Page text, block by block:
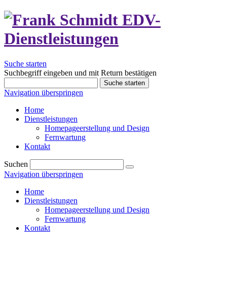
Suche starten
Suchbegriff eingeben und mit Return bestätigen
Suche starten
Navigation überspringen
Home
Dienstleistungen
Homepageerstellung und Design
Fernwartung
Kontakt
Suchen
Navigation überspringen
Home
Dienstleistungen
Homepageerstellung und Design
Fernwartung
Kontakt